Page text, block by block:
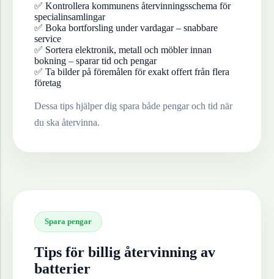
✅ Kontrollera kommunens återvinningsschema för
specialinsamlingar
✅ Boka bortforsling under vardagar – snabbare
service
✅ Sortera elektronik, metall och möbler innan
bokning – sparar tid och pengar
✅ Ta bilder på föremålen för exakt offert från flera
företag
Dessa tips hjälper dig spara både pengar och tid när
du ska återvinna.
Spara pengar
Tips för billig återvinning av
batterier